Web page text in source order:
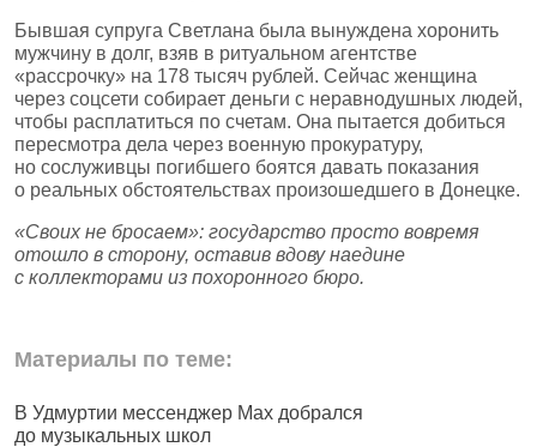
Бывшая супруга Светлана была вынуждена хоронить
мужчину в долг, взяв в ритуальном агентстве
«рассрочку» на 178 тысяч рублей. Сейчас женщина
через соцсети собирает деньги с неравнодушных людей,
чтобы расплатиться по счетам. Она пытается добиться
пересмотра дела через военную прокуратуру,
но сослуживцы погибшего боятся давать показания
о реальных обстоятельствах произошедшего в Донецке.
«Своих не бросаем»: государство просто вовремя
отошло в сторону, оставив вдову наедине
с коллекторами из похоронного бюро.
Материалы по теме:
В Удмуртии мессенджер Max добрался
до музыкальных школ